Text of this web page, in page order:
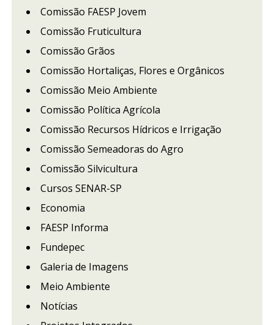
Comissão FAESP Jovem
Comissão Fruticultura
Comissão Grãos
Comissão Hortaliças, Flores e Orgânicos
Comissão Meio Ambiente
Comissão Política Agrícola
Comissão Recursos Hídricos e Irrigação
Comissão Semeadoras do Agro
Comissão Silvicultura
Cursos SENAR-SP
Economia
FAESP Informa
Fundepec
Galeria de Imagens
Meio Ambiente
Notícias